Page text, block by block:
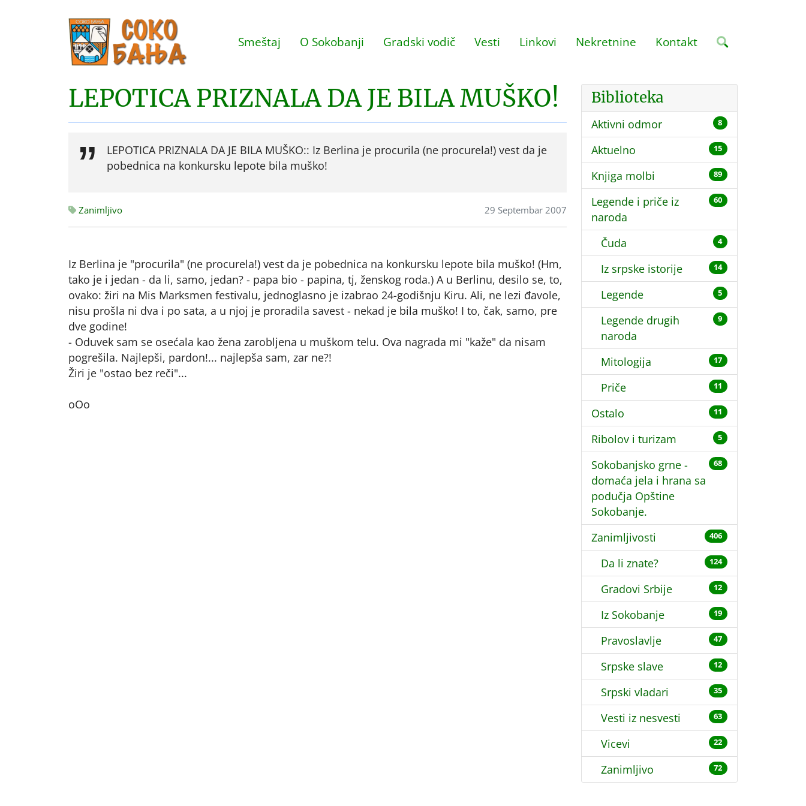
Smeštaj O Sokobanji Gradski vodič Vesti Linkovi Nekretnine Kontakt
LEPOTICA PRIZNALA DA JE BILA MUŠKO!
LEPOTICA PRIZNALA DA JE BILA MUŠKO:: Iz Berlina je procurila (ne procurela!) vest da je
pobednica na konkursku lepote bila muško!
Zanimljivo 29 Septembar 2007
Iz Berlina je "procurila" (ne procurela!) vest da je pobednica na konkursku lepote bila muško! (Hm,
tako je i jedan - da li, samo, jedan? - papa bio - papina, tj, ženskog roda.) A u Berlinu, desilo se, to,
ovako: žiri na Mis Marksmen festivalu, jednoglasno je izabrao 24-godišnju Kiru. Ali, ne lezi đavole,
nisu prošla ni dva i po sata, a u njoj je proradila savest - nekad je bila muško! I to, čak, samo, pre
dve godine!
- Oduvek sam se osećala kao žena zarobljena u muškom telu. Ova nagrada mi "kaže" da nisam
pogrešila. Najlepši, pardon!... najlepša sam, zar ne?!
Žiri je "ostao bez reči"...
oOo
Biblioteka
Aktivni odmor 8
Aktuelno 15
Knjiga molbi 89
Legende i priče iz
naroda
60
Čuda 4
Iz srpske istorije 14
Legende 5
Legende drugih
naroda
9
Mitologija 17
Priče 11
Ostalo 11
Ribolov i turizam 5
Sokobanjsko grne -
domaća jela i hrana sa
podučja Opštine
Sokobanje.
68
Zanimljivosti 406
Da li znate? 124
Gradovi Srbije 12
Iz Sokobanje 19
Pravoslavlje 47
Srpske slave 12
Srpski vladari 35
Vesti iz nesvesti 63
Vicevi 22
Zanimljivo 72